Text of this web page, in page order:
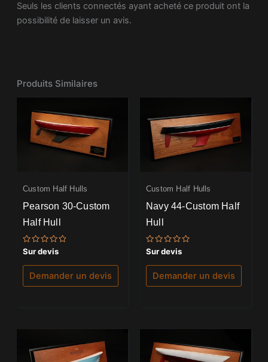
Seuls les clients connectés ayant acheté ce produit ont la
possibilité de laisser un avis.
Produits Similaires
Custom Half Hulls
Pearson 30-Custom
Half Hull
Note
0
sur
Sur devis
Demander un devis
Custom Half Hulls
Navy 44-Custom Half
Hull
Note
0
sur
Sur devis
Demander un devis